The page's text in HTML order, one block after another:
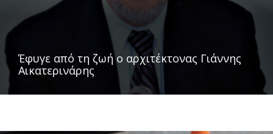
Έφυγε από τη ζωή ο αρχιτέκτονας Γιάννης
Αικατερινάρης